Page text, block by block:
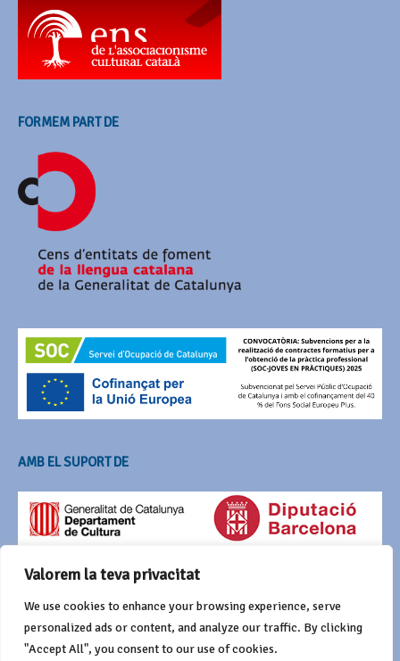
Valorem la teva privacitat
We use cookies to enhance your browsing experience, serve
personalized ads or content, and analyze our traffic. By clicking
"Accept All", you consent to our use of cookies.
FORMEM PART DE
AMB EL SUPORT DE